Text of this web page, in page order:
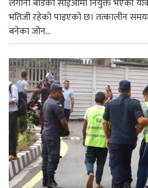
लगानी बोर्डको सीईओमा नियुक्त भएकी
भतिजी रहेको पाइएको छ। तत्कालीन
बनेका जोन...